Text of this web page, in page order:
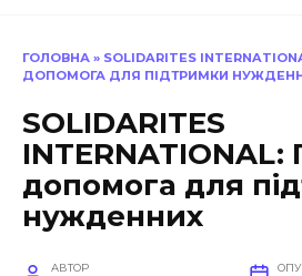
ГОЛОВНА » SOLIDARITES
ДОПОМОГА ДЛЯ ПІДТРИМКИ
SOLIDARITES
допомога для
нужденних
АВТОР